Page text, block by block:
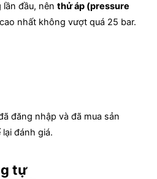
đầu, nên thử áp (pressure
nhất không vượt quá 25 bar.
đăng nhập và đã mua sản
đánh giá.
tự